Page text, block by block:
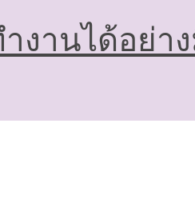
งานได้อย่า